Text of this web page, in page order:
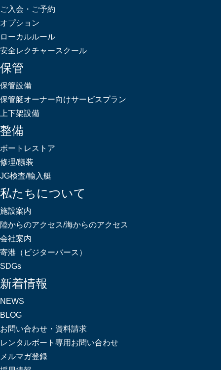
ご入会・ご予約
オプション
ローカルルール
安全レクチャースクール
保管
保管設備
保管艇オーナー向けサービスプラン
上下架設備
整備
ボートレストア
修理/艤装
JG検査/輸入艇
私たちについて
施設案内
陸からのアクセス/海からのアクセス
会社案内
寄港（ビジターバース）
SDGs
新着情報
NEWS
BLOG
お問い合わせ・資料請求
レンタルボート専用お問い合わせ
メルマガ登録